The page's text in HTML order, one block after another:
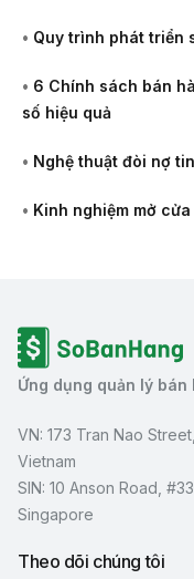
• Quy trình phát triển
• 6 Chính sách bán
số hiệu quả
• Nghệ thuật đòi nợ
• Kinh nghiệm mở
Ứng dụng quản lý bán
VN: 173 Tran Nao
Vietnam
SIN: 10 Anson Road,
Singapore
Theo dõi chúng tôi